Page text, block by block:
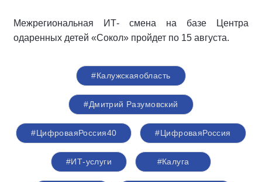
Межрегиональная ИТ- смена на базе Центра
одаренных детей «Сокол» пройдет по 15 августа.
#Калужскаяобласть
#Дмитрий Разумовский
#ЦифроваяРоссия40 #ЦифроваяРоссия
#ИТ-услуги #Калуга